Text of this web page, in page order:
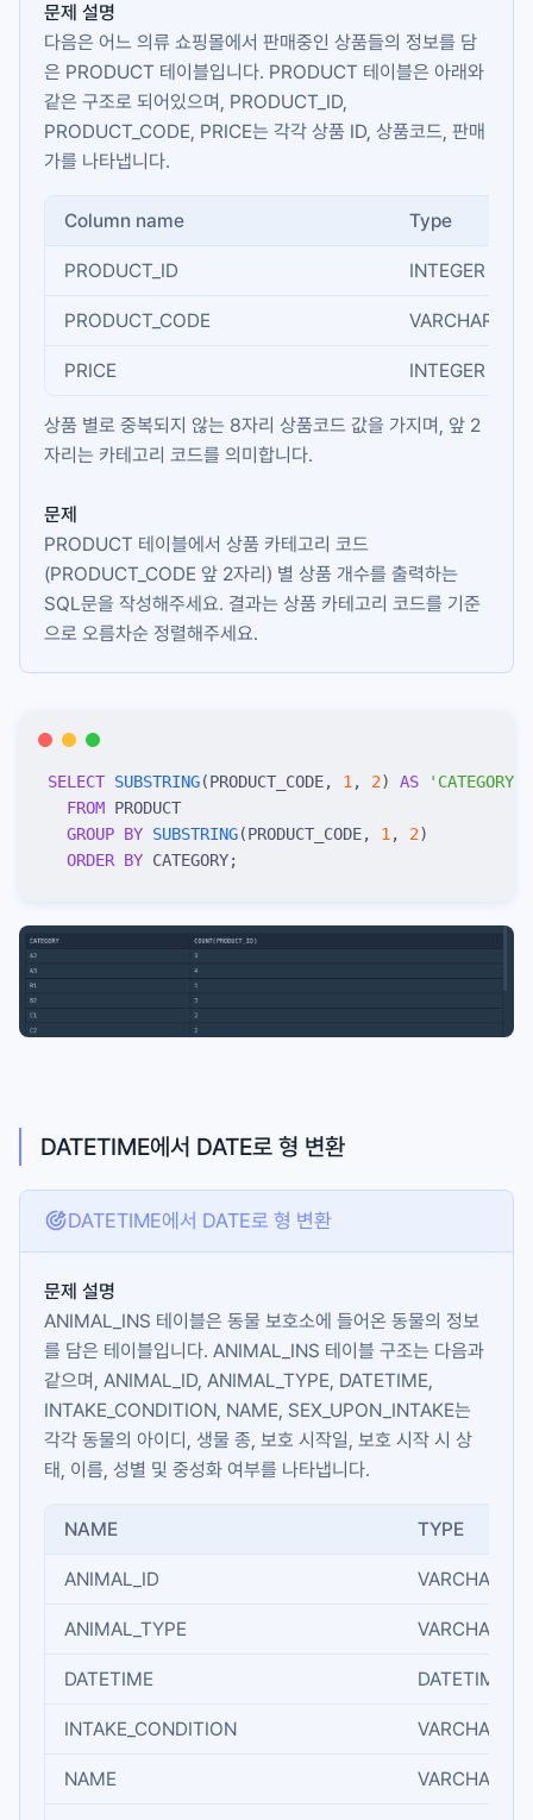
문제 설명
다음은 어느 의류 쇼핑몰에서 판매중인 상품들의 정보를 담
은 PRODUCT 테이블입니다. PRODUCT 테이블은 아래와
같은 구조로 되어있으며, PRODUCT_ID,
PRODUCT_CODE, PRICE는 각각 상품 ID, 상품코드, 판매
가를 나타냅니다.
Column name Type
PRODUCT_ID INTEGER
PRODUCT_CODE VARCHAR(8)
PRICE INTEGER
상품 별로 중복되지 않는 8자리 상품코드 값을 가지며, 앞 2
자리는 카테고리 코드를 의미합니다.
문제
PRODUCT 테이블에서 상품 카테고리 코드
(PRODUCT_CODE 앞 2자리) 별 상품 개수를 출력하는
SQL문을 작성해주세요. 결과는 상품 카테고리 코드를 기준
으로 오름차순 정렬해주세요.
SELECT SUBSTRING(PRODUCT_CODE, 1 , 2) AS ' CATEGORY
  FROM
PRODUCT
  GROUP BY
SUBSTRING(PRODUCT_CODE, 1 , 2)
  ORDER BY
CATEGORY;
DATETIME에서 DATE로 형 변환
DATETIME에서 DATE로 형 변환
문제 설명
ANIMAL_INS 테이블은 동물 보호소에 들어온 동물의 정보
를 담은 테이블입니다. ANIMAL_INS 테이블 구조는 다음과
같으며, ANIMAL_ID, ANIMAL_TYPE, DATETIME,
INTAKE_CONDITION, NAME, SEX_UPON_INTAKE는
각각 동물의 아이디, 생물 종, 보호 시작일, 보호 시작 시 상
태, 이름, 성별 및 중성화 여부를 나타냅니다.
NAME TYPE
ANIMAL_ID VARCHAR(N)
ANIMAL_TYPE VARCHAR(N)
DATETIME DATETIME
INTAKE_CONDITION VARCHAR(N)
NAME VARCHAR(N)